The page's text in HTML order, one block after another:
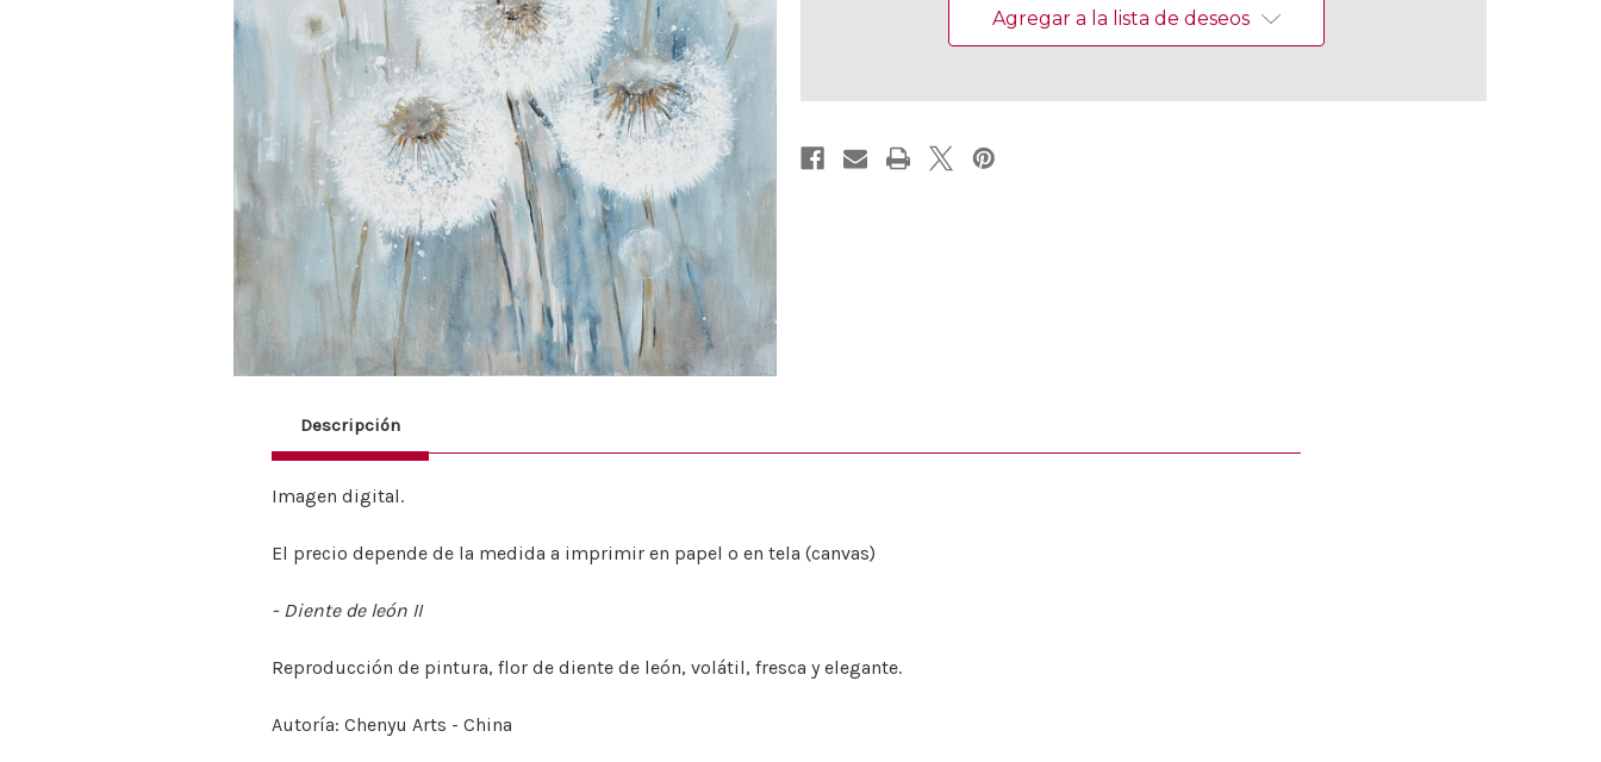
Agregar a la lista de deseos
Descripción
Imagen digital.
El precio depende de la medida a imprimir en papel o en tela (canvas)
- Diente de león II
Reproducción de pintura, flor de diente de león, volátil, fresca y elegante.
Autoría: Chenyu Arts - China